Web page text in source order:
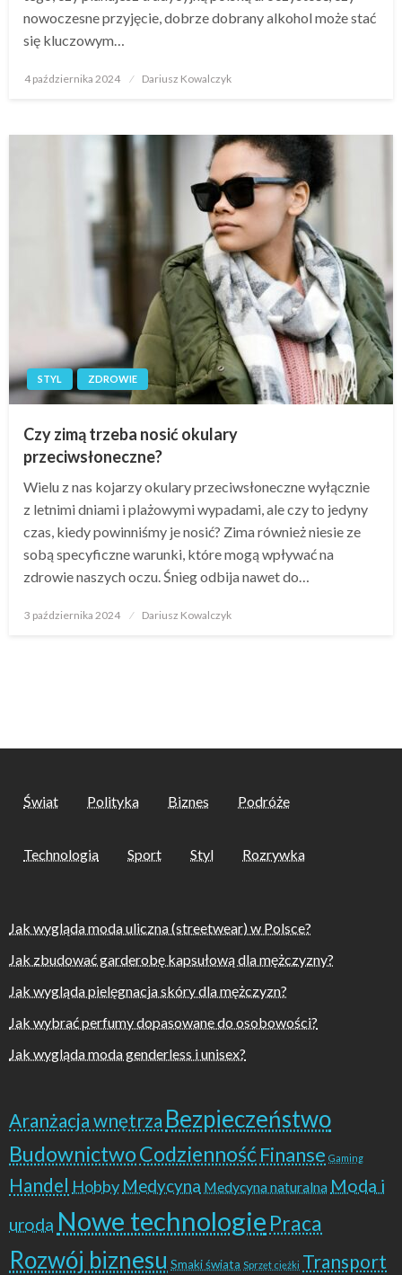
nowoczesne przyjęcie, dobrze dobrany alkohol może stać
się kluczowym…
Opublikowane
4 października 2024 Dariusz Kowalczyk
STYL ZDROWIE
Czy zimą trzeba nosić okulary
przeciwsłoneczne?
Wielu z nas kojarzy okulary przeciwsłoneczne wyłącznie
z letnimi dniami i plażowymi wypadami, ale czy to jedyny
czas, kiedy powinniśmy je nosić? Zima również niesie ze
sobą specyficzne warunki, które mogą wpływać na
zdrowie naszych oczu. Śnieg odbija nawet do…
Opublikowane
3 października 2024 Dariusz Kowalczyk
Świat Polityka Biznes Podróże
Technologia Sport Styl Rozrywka
Jak wygląda moda uliczna (streetwear) w Polsce?
Jak zbudować garderobę kapsułową dla mężczyzny?
Jak wygląda pielęgnacja skóry dla mężczyzn?
Jak wybrać perfumy dopasowane do osobowości?
Jak wygląda moda genderless i unisex?
Aranżacja wnętrza Bezpieczeństwo
BudownictwoCodziennośćFinanse Gaming
Handel Hobby Medycyna Medycyna naturalna Moda i
uroda Nowe technologie Praca
Rozwój biznesu Smaki świata Sprzęt ciężki Transport